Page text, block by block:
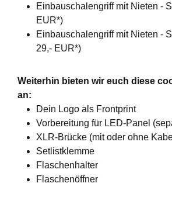
Einbauschalengriff mit Nieten -
EUR*)
Einbauschalengriff mit Nieten -
29,- EUR*)
Weiterhin bieten wir euch diese
an:
Dein Logo als Frontprint
Vorbereitung für LED-Panel
XLR-Brücke (mit oder ohne
Setlistklemme
Flaschenhalter
Flaschenöffner